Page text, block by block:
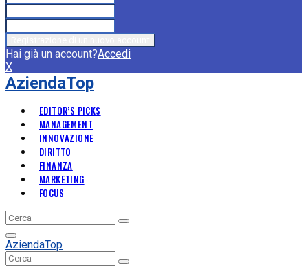
Hai già un account?Accedi
X
AziendaTop
EDITOR’S PICKS
MANAGEMENT
INNOVAZIONE
DIRITTO
FINANZA
MARKETING
FOCUS
Search
for:
Search
Primary
Menu
AziendaTop
Search
for:
Search